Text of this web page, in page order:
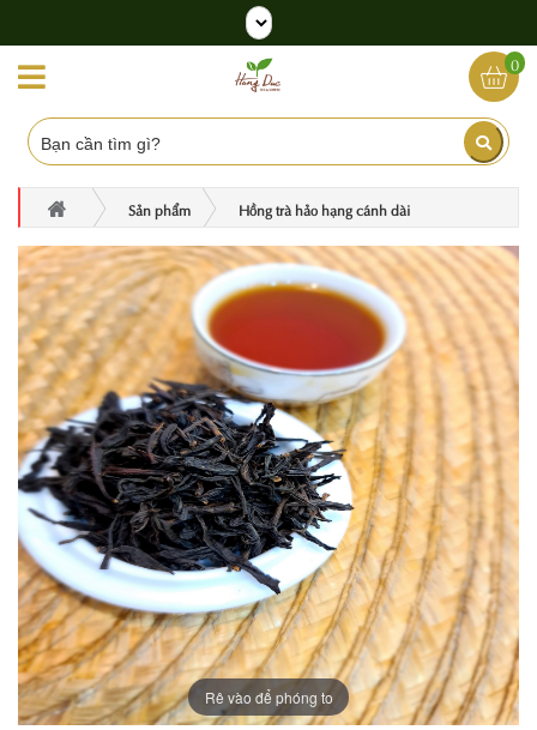
0
Sản phẩm Hồng trà hảo hạng cánh dài
Rê vào để phóng to